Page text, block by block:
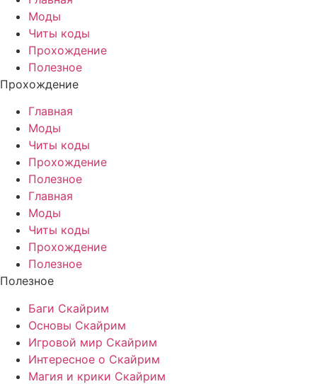
Моды
Читы коды
Прохождение
Полезное
Прохождение
Главная
Моды
Читы коды
Прохождение
Полезное
Главная
Моды
Читы коды
Прохождение
Полезное
Полезное
Баги Скайрим
Основы Скайрим
Игровой мир Скайрим
Интересное о Скайрим
Магия и крики Скайрим